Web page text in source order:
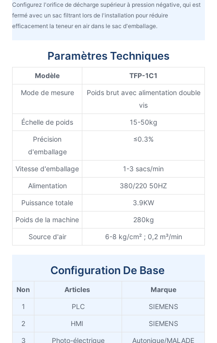
Configurez l'orifice de décharge supérieur à pression négative, qui est
fermé avec un sac filtrant lors de l'installation pour réduire
efficacement la teneur en air dans le sac d'emballage.
Paramètres Techniques
Modèle TFP-1C1
Mode de mesure
Poids brut avec alimentation double
vis
Échelle de poids 15-50kg
Précision
d'emballage
≤0.3%
Vitesse d'emballage 1-3 sacs/min
Alimentation 380/220 50HZ
Puissance totale 3.9KW
Poids de la machine 280kg
Source d'air 6-8 kg/cm² ; 0,2 m³/min
Configuration De Base
Non Articles Marque
1 PLC SIEMENS
2 HMI SIEMENS
3 Photo-électrique Autonique/MALADE